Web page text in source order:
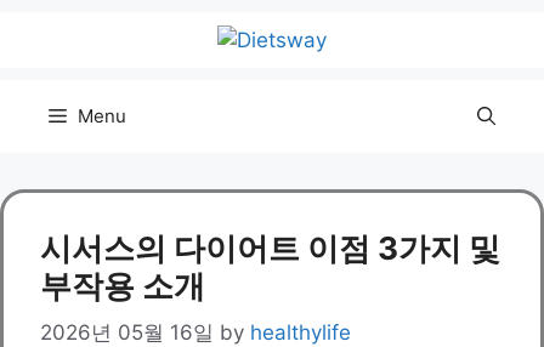
Menu
시서스의 다이어트 이점 3가지 및
부작용 소개
2026년 05월 16일 by healthylife